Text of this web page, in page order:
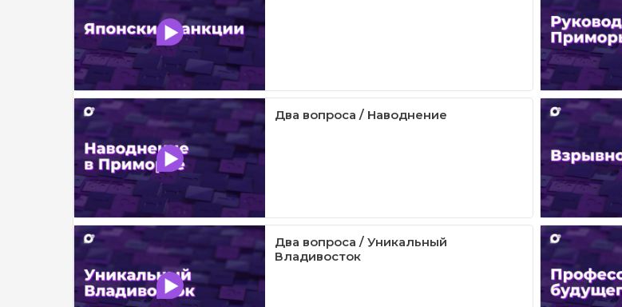
Два вопроса / Наводнение
Два вопроса / Уникальный
Владивосток